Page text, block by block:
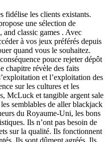
fidélise les clients existants.
une sélection de
and classic games . Avec
à vos jeux préférés depuis
quand vous le souhaitez.
pouce rejeter dépôt
chapitre révèle des faits
et l’exploitation des
sur les cultures et les
McLuck et tangible argent sale
semblables de aller blackjack
du Royaume-Uni, les bons
Ils n’ont pas besoin de
sur la qualité. Ils fonctionnent